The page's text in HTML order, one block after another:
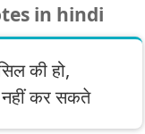
in hindi
की हो,
नहीं कर सकते